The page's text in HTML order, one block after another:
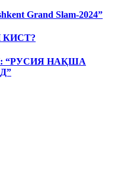
Grand Slam-2024”
КИСТ?
“РУСИЯ НАҚША